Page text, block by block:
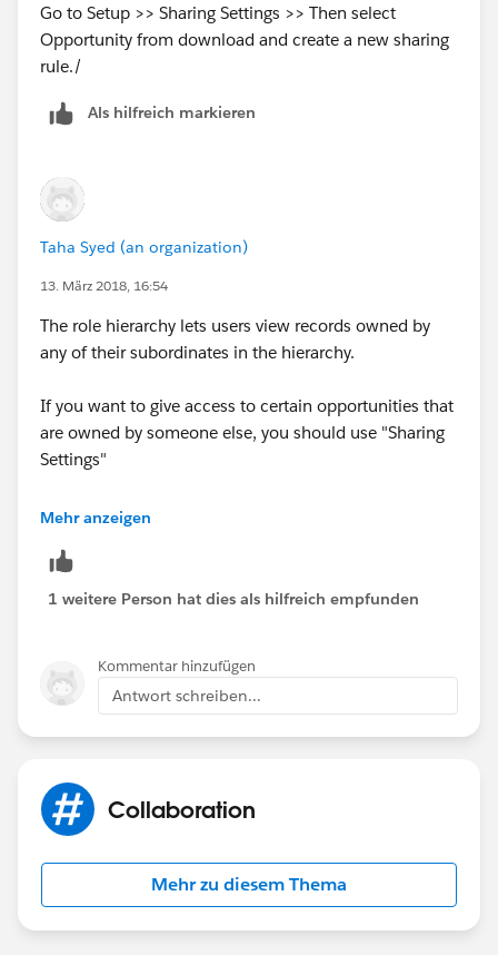
Go to Setup >> Sharing Settings >> Then select
Opportunity from download and create a new sharing
rule./
Als hilfreich markieren
Taha Syed (an organization)
13. März 2018, 16:54
The role hierarchy lets users view records owned by
any of their subordinates in the hierarchy.
If you want to give access to certain opportunities that
are owned by someone else, you should use "Sharing
Settings"
Mehr anzeigen
1 weitere Person hat dies als hilfreich empfunden
Kommentar hinzufügen
Antwort schreiben...
Collaboration
Mehr zu diesem Thema